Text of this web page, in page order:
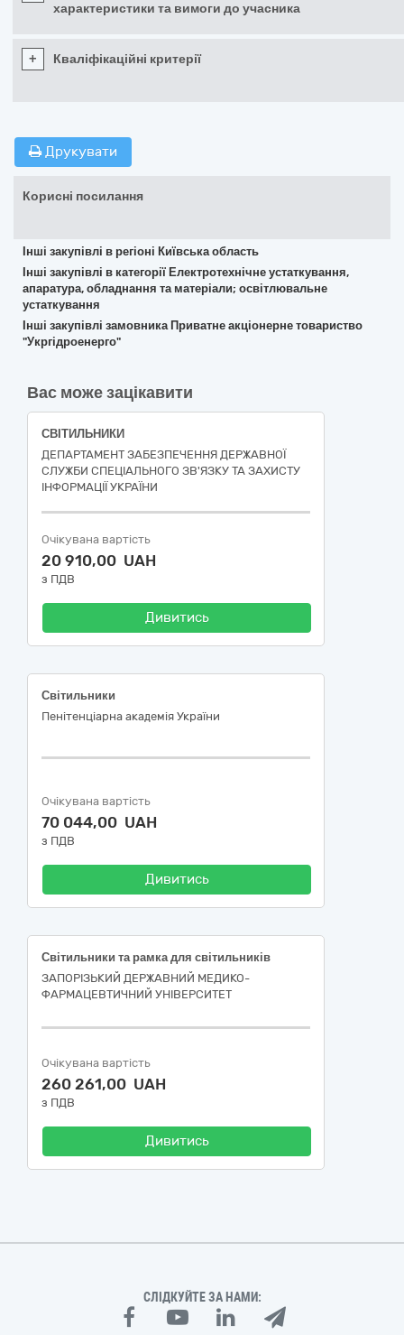
характеристики та вимоги до учасника
+ Кваліфікаційні критерії
Друкувати
Корисні посилання
Інші закупівлі в регіоні Київська область
Інші закупівлі в категорії Електротехнічне устаткування,
апаратура, обладнання та матеріали; освітлювальне
устаткування
Інші закупівлі замовника Приватне акціонерне товариство
"Укргідроенерго"
Вас може зацікавити
СВІТИЛЬНИКИ
ДЕПАРТАМЕНТ ЗАБЕЗПЕЧЕННЯ ДЕРЖАВНОЇ
СЛУЖБИ СПЕЦІАЛЬНОГО ЗВ'ЯЗКУ ТА ЗАХИСТУ
ІНФОРМАЦІЇ УКРАЇНИ
Очікувана вартість
20 910,00 UAH
з ПДВ
Дивитись
Світильники
Пенітенціарна академія України
Очікувана вартість
70 044,00 UAH
з ПДВ
Дивитись
Світильники та рамка для світильників
ЗАПОРІЗЬКИЙ ДЕРЖАВНИЙ МЕДИКО-
ФАРМАЦЕВТИЧНИЙ УНІВЕРСИТЕТ
Очікувана вартість
260 261,00 UAH
з ПДВ
Дивитись
СЛІДКУЙТЕ ЗА НАМИ: